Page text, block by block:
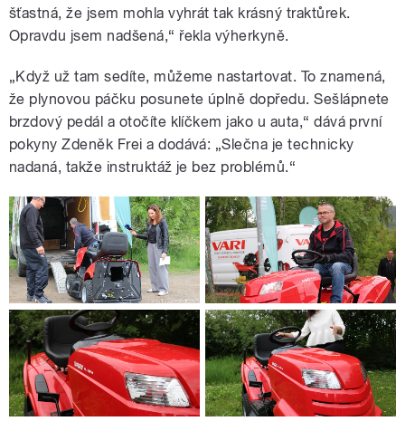
šťastná, že jsem mohla vyhrát tak krásný traktůrek.
Opravdu jsem nadšená,“ řekla výherkyně.
„Když už tam sedíte, můžeme nastartovat. To znamená,
že plynovou páčku posunete úplně dopředu. Sešlápnete
brzdový pedál a otočíte klíčkem jako u auta,“ dává první
pokyny Zdeněk Frei a dodává: „Slečna je technicky
nadaná, takže instruktáž je bez problémů.“